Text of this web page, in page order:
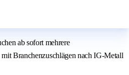
ab sofort mehrere
Branchenzuschlägen nach IG-Metall